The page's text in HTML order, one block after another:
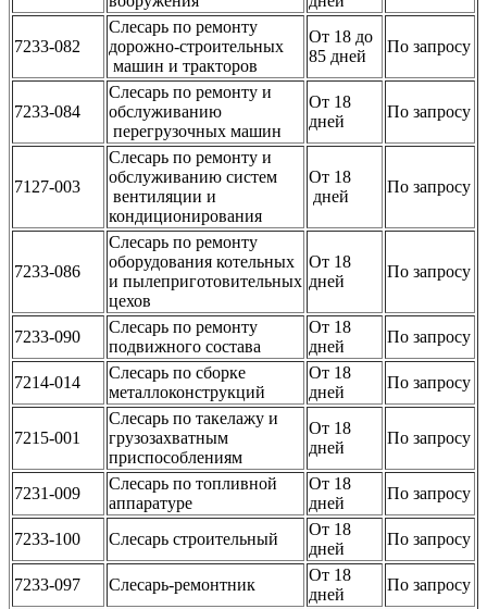
7233-082
Слесарь по ремонту
дорожно-строительных
машин и тракторов
От 18 до
85 дней
По запросу
7233-084
Слесарь по ремонту и
обслуживанию
перегрузочных машин
От 18
дней
По запросу
7127-003
Слесарь по ремонту и
обслуживанию систем
вентиляции и
кондиционирования
От 18
дней
По запросу
7233-086
Слесарь по ремонту
оборудования котельных
и пылеприготовительных
цехов
От 18
дней
По запросу
7233-090
Слесарь по ремонту
подвижного состава
От 18
дней
По запросу
7214-014
Слесарь по сборке
металлоконструкций
От 18
дней
По запросу
7215-001
Слесарь по такелажу и
грузозахватным
приспособлениям
От 18
дней
По запросу
7231-009
Слесарь по топливной
аппаратуре
От 18
дней
По запросу
7233-100 Слесарь строительный
От 18
дней
По запросу
7233-097 Слесарь-ремонтник
От 18
дней
По запросу